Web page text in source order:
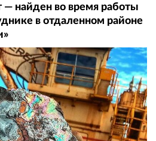
— найден во время работы
в отдаленном районе